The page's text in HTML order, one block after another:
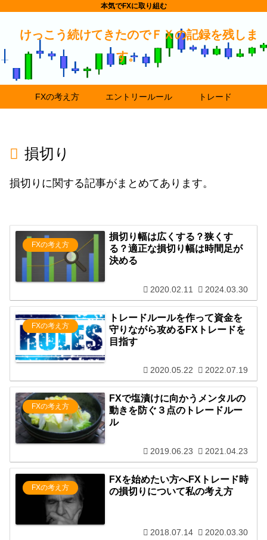
本気でFXに取り組む
けっこう続けてきたのでＦＸの記録を残しま
す。
FXの考え方 エントリールール トレード
損切り
損切りに関する記事がまとめてあります。
FXの考え方
損切り幅は広くする？狭くす
る？適正な損切り幅は時間足が
決める
2020.02.11 2024.03.30
FXの考え方
トレードルールを作って資金を
守りながら攻めるFXトレードを
目指す
2020.05.22 2022.07.19
FXの考え方
FXで塩漬けに向かうメンタルの
動きを防ぐ３点のトレードルー
ル
2019.06.23 2021.04.23
FXの考え方
FXを始めたい方へFXトレード時
の損切りについて私の考え方
2018.07.14 2020.03.30